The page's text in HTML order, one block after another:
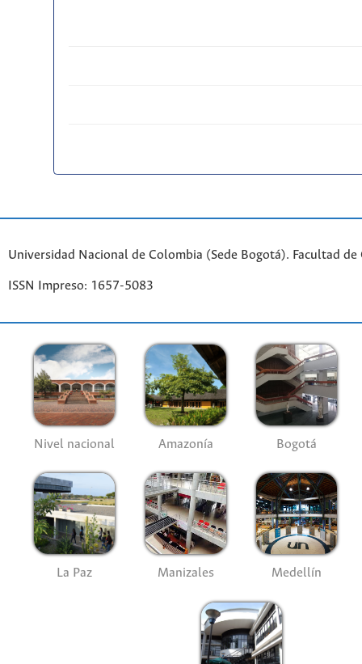
Universidad Nacional de Colombia (Sede Bogotá). Facultad de
ISSN Impreso: 1657-5083
Nivel nacional Amazonía Bogotá
La Paz Manizales Medellín